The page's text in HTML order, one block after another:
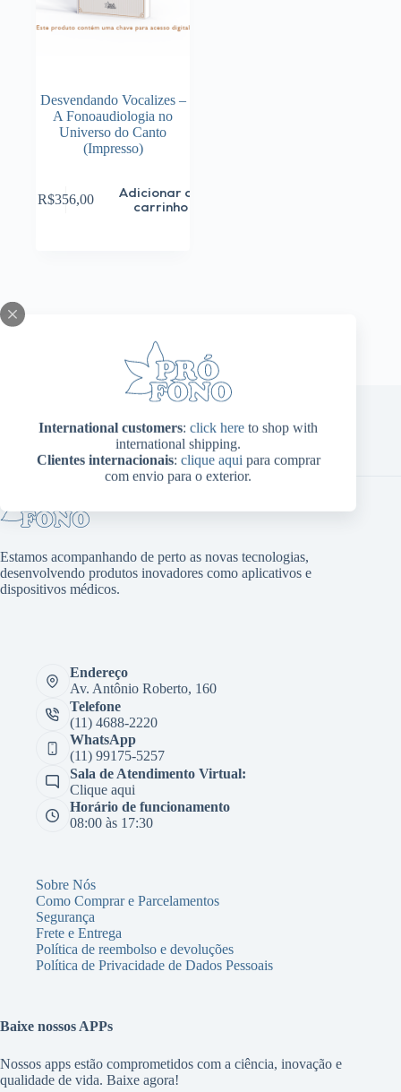
International customers: click here to shop with
international shipping.
Clientes internacionais: clique aqui para comprar
com envio para o exterior.
Desvendando Vocalizes –
A Fonoaudiologia no
Universo do Canto
(Impresso)
R$356,00
Adicionar ao
carrinho
Home Sobre Nós Produtos
Minha conta
Estamos acompanhando de perto as novas tecnologias,
desenvolvendo produtos inovadores como aplicativos e
dispositivos médicos.
Endereço
Av. Antônio Roberto, 160
Telefone
(11) 4688-2220
WhatsApp
(11) 99175-5257
Sala de Atendimento Virtual:
Clique aqui
Horário de funcionamento
08:00 às 17:30
Sobre Nós
Como Comprar e Parcelamentos
Segurança
Frete e Entrega
Política de reembolso e devoluções
Política de Privacidade de Dados Pessoais
Baixe nossos APPs
Nossos apps estão comprometidos com a ciência, inovação e
qualidade de vida. Baixe agora!